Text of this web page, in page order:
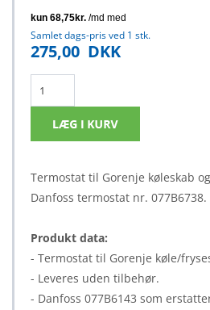
Samlet dags-pris ved 1 stk.
275,00 DKK
Termostat til Gorenje køleskab
Danfoss termostat nr. 077B6738.
Produkt data:
- Termostat til Gorenje køle/
- Leveres uden tilbehør.
- Danfoss 077B6143 som